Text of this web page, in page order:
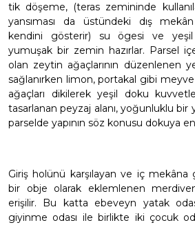
tik döşeme, (teras zemininde
yansıması da üstündeki dış
kendini gösterir) su ögesi ve yeşil
yumuşak bir zemin hazırlar. Parsel
olan zeytin ağaçlarının düzenlenen
sağlanırken limon, portakal gibi
ağaçları dikilerek yeşil doku
tasarlanan peyzaj alanı, yoğunluklu bir
parselde yapının söz konusu dokuya
Giriş holünü karşılayan ve iç
bir obje olarak eklemlenen
erişilir. Bu katta ebeveyn yatak
giyinme odası ile birlikte iki çocuk